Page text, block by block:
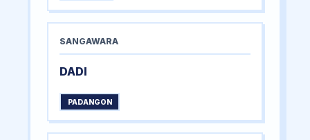
SANGAWARA
DADI
PADANGON